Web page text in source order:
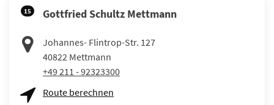
15 Gottfried Schultz Mettmann
Johannes- Flintrop-Str. 127
40822 Mettmann
+49 211 - 92323300
Route berechnen